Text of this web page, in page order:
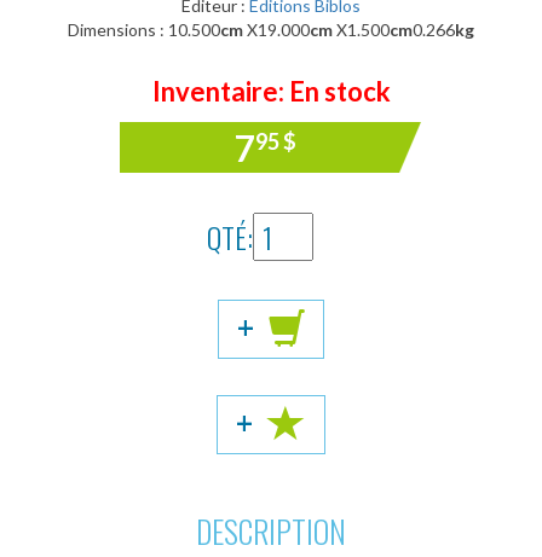
Éditeur : Éditions Biblos
Dimensions : 10.500cmX19.000cmX1.500cm0.266kg
Inventaire: En stock
795$
QTÉ:
+
+
DESCRIPTION